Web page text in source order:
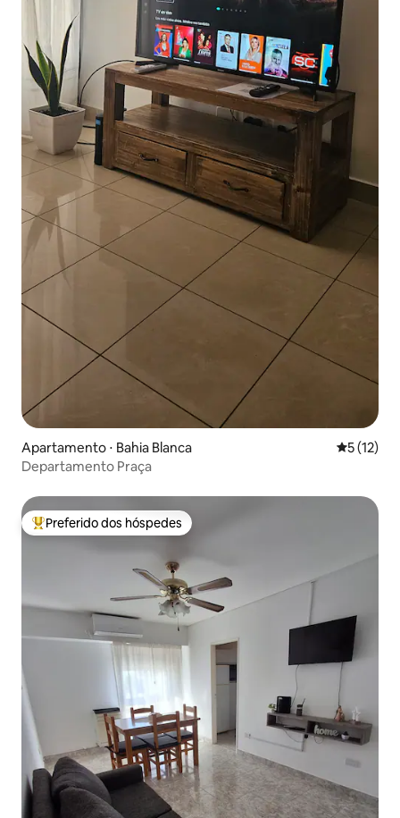
Apartamento ⋅ Bahia Blanca 5 de uma
5 (12)
Departamento Praça
Entre os melhores preferidos dos hóspedes
Preferido dos hóspedes